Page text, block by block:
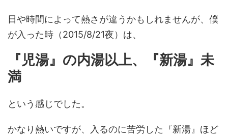
日や時間によって熱さが違うかもしれませんが、僕
が入った時（2015/8/21夜）は、
『児湯』の内湯以上、『新湯』未
満
という感じでした。
かなり熱いですが、入るのに苦労した『新湯』ほど